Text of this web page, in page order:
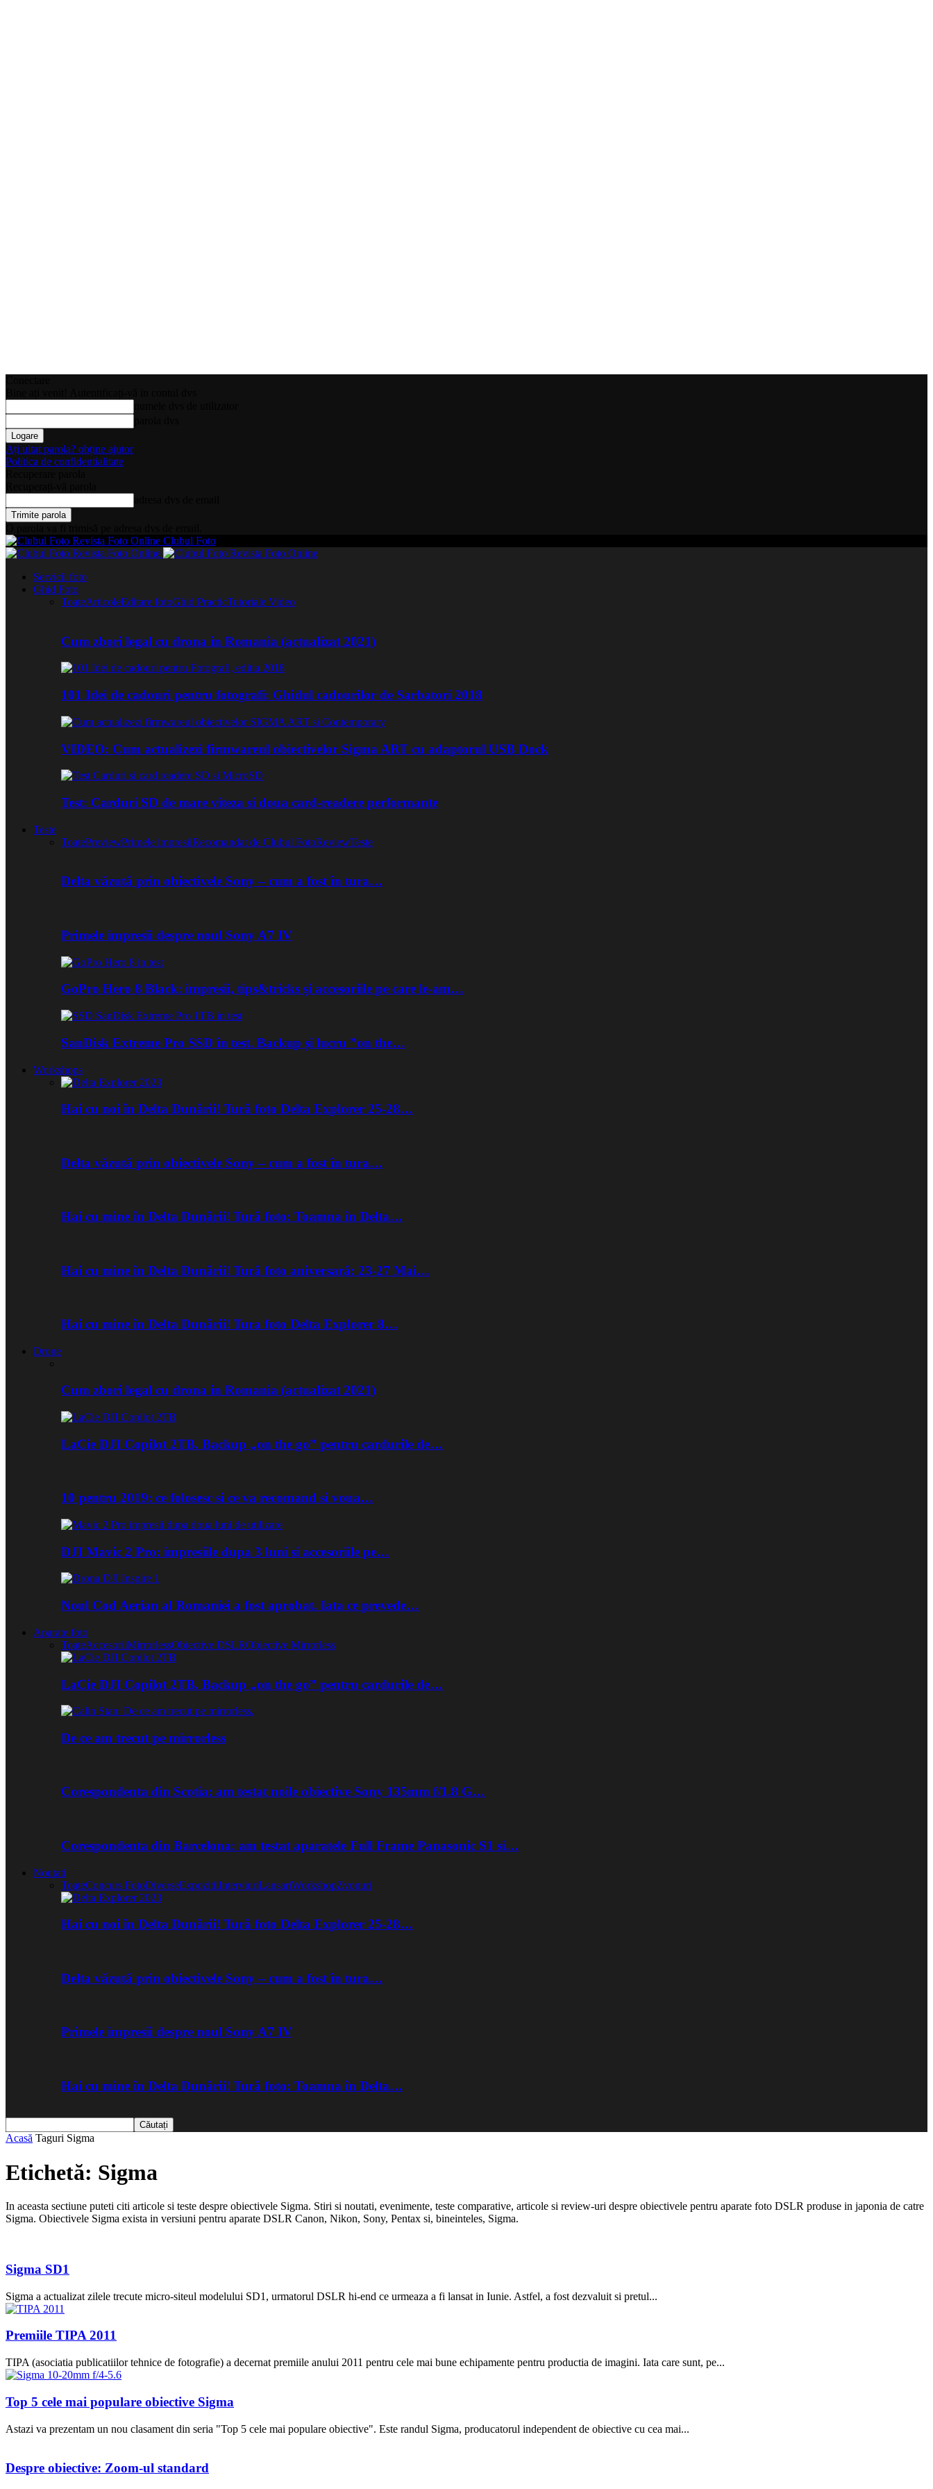
Ați uitat parola? obține ajutor
Politica de confidentialitate
Clubul Foto
Servicii foto
Ghid Foto
ToateArticoleEditare fotoGhid PracticTutoriale Video
Cum zbori legal cu drona in Romania (actualizat 2021)
101 Idei de cadouri pentru fotografi: Ghidul cadourilor de Sarbatori 2018
VIDEO: Cum actualizezi firmwareul obiectivelor Sigma ART cu adaptorul USB Dock
Test: Carduri SD de mare viteza si doua card-readere performante
Teste
ToatePreviewPrimele impresiiRecomandat de Clubul FotoReviewTeste
Delta văzută prin obiectivele Sony – cum a fost în tura…
Primele impresii despre noul Sony A7 IV
GoPro Hero 8 Black: impresii, tips&tricks și accesoriile pe care le-am…
SanDisk Extreme Pro SSD în test. Backup și lucru ”on the…
Workshops
Hai cu noi în Delta Dunării! Tură foto Delta Explorer 25-28…
Delta văzută prin obiectivele Sony – cum a fost în tura…
Hai cu mine în Delta Dunării! Tură foto: Toamna în Delta…
Hai cu mine în Delta Dunării! Tură foto aniversară: 23-27 Mai…
Hai cu mine în Delta Dunării! Tura foto Delta Explorer 8…
Drone
Cum zbori legal cu drona in Romania (actualizat 2021)
LaCie DJI Copilot 2TB. Backup „on the go” pentru cardurile de…
10 pentru 2019: ce folosesc si ce va recomand si voua…
DJI Mavic 2 Pro: impresiile dupa 3 luni si accesoriile pe…
Noul Cod Aerian al Romaniei a fost aprobat. Iata ce prevede…
Aparate foto
ToateAccesoriiMirrorlessObiective DSLRObiective Mirrorless
LaCie DJI Copilot 2TB. Backup „on the go” pentru cardurile de…
De ce am trecut pe mirrorless
Corespondenta din Scotia: am testat noile obiective Sony 135mm f/1.8 G…
Corespondenta din Barcelona: am testat aparatele Full Frame Panasonic S1 si…
Noutati
ToateConcurs FotoDiverseExpozitiiInterviuriLansariWorkshopZvonuri
Hai cu noi în Delta Dunării! Tură foto Delta Explorer 25-28…
Delta văzută prin obiectivele Sony – cum a fost în tura…
Primele impresii despre noul Sony A7 IV
Hai cu mine în Delta Dunării! Tură foto: Toamna în Delta…
Acasă Taguri Sigma
Etichetă: Sigma
In aceasta sectiune puteti citi articole si teste despre obiectivele Sigma. Stiri si noutati, evenimente, teste comparative, articole si review-uri despre obiectivele pentru aparate foto DSLR produse in japonia de catre
Sigma. Obiectivele Sigma exista in versiuni pentru aparate DSLR Canon, Nikon, Sony, Pentax si, bineinteles, Sigma.
Sigma SD1
Sigma a actualizat zilele trecute micro-siteul modelului SD1, urmatorul DSLR hi-end ce urmeaza a fi lansat in Iunie. Astfel, a fost dezvaluit si pretul...
Premiile TIPA 2011
TIPA (asociatia publicatiilor tehnice de fotografie) a decernat premiile anului 2011 pentru cele mai bune echipamente pentru productia de imagini. Iata care sunt, pe...
Top 5 cele mai populare obiective Sigma
Astazi va prezentam un nou clasament din seria "Top 5 cele mai populare obiective". Este randul Sigma, producatorul independent de obiective cu cea mai...
Despre obiective: Zoom-ul standard